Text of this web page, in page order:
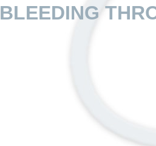
BLEEDING